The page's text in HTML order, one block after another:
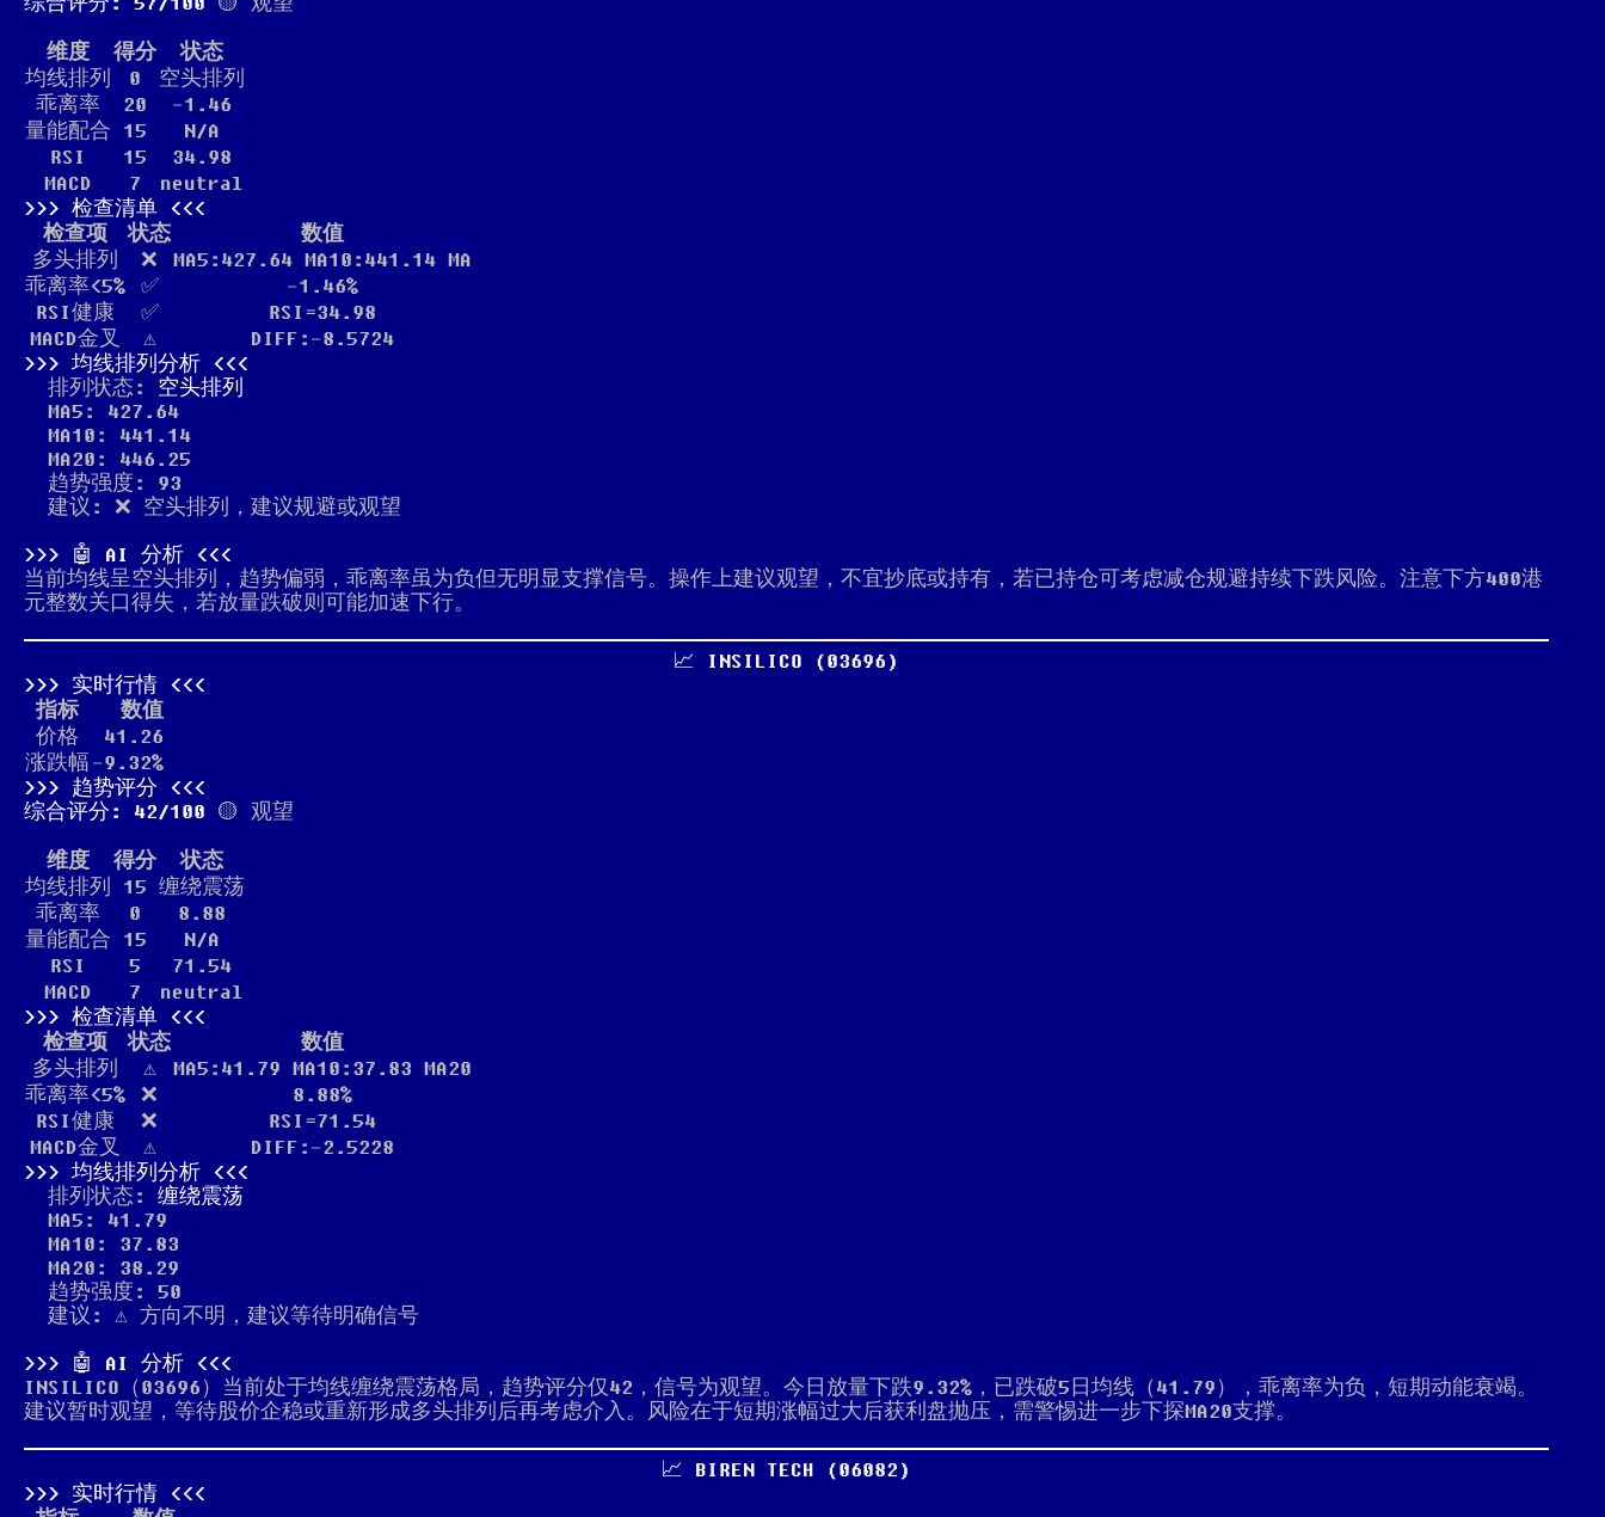
维度 得分
状态
均线排列
0
空头排列
乖离率
20
-1.46
量能配合 15
N/A
RSI
15
34.98
MACD
7
neutral
检查清单
检查项
状态
数值
多头排列
❌
MA5:427.64 MA10:441.14 MA
乖离率<5%
✅
-1.46%
RSI健康
✅
RSI=34.98
MACD金叉
⚠️
DIFF:-8.5724
均线排列分析
排列状态: 空头排列
MA5: 427.64
MA10: 441.14
MA20: 446.25
趋势强度: 93
建议: ❌ 空头排列，建议规避或观望
🤖 AI 分析
当前均线呈空头排列，趋势偏弱，乖离率虽为负但无明显支撑信号。操作上建议观望，不宜抄底或持有，若已持仓可考虑减仓规避持续下跌风险。注意下方400港
元整数关口得失，若放量跌破则可能加速下行。
📈 INSILICO (03696)
实时行情
指标
数值
价格
41.26
涨跌幅 -9.32%
趋势评分
综合评分: 42/100 🟡 观望
维度 得分
状态
均线排列
15 缠绕震荡
乖离率
0
8.88
量能配合 15
N/A
RSI
5
71.54
MACD
7
neutral
检查清单
检查项
状态
数值
多头排列
⚠️
MA5:41.79 MA10:37.83 MA20
乖离率<5%
❌
8.88%
RSI健康
❌
RSI=71.54
MACD金叉
⚠️
DIFF:-2.5228
均线排列分析
排列状态: 缠绕震荡
MA5: 41.79
MA10: 37.83
MA20: 38.29
趋势强度: 50
建议: ⚠️ 方向不明，建议等待明确信号
🤖 AI 分析
INSILICO（03696）当前处于均线缠绕震荡格局，趋势评分仅42，信号为观望。今日放量下跌9.32%，已跌破5日均线（41.79），乖离率为负，短期动能衰竭。
建议暂时观望，等待股价企稳或重新形成多头排列后再考虑介入。风险在于短期涨幅过大后获利盘抛压，需警惕进一步下探MA20支撑。
📈 BIREN TECH (06082)
实时行情